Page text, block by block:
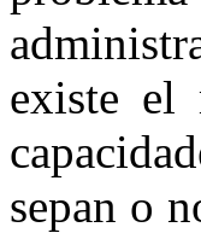
existe el
sepan o